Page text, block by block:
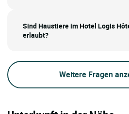
Sind Haustiere im Hotel Logis
erlaubt?
Weitere Fragen